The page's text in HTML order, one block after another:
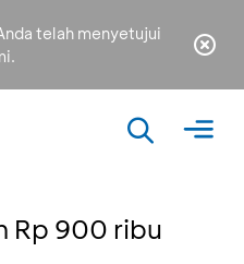
telah menyetujui
Rp 900 ribu